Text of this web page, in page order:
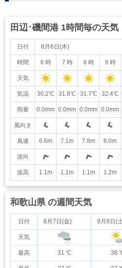
田辺･磯間港 1時間毎の天気
日付
時間
天気
気温
雨量
風向き
風速
波向
波高
8月6日(木)
6 時 7 時 8 時 9 時
30.2℃ 31.8℃ 31.7℃ 32.4℃
0.0mm 0.0mm 0.0mm 0.0mm
6.6m 7.1m 7.8m 8.0m
1.1m 1.1m 1.1m 1.2m
和歌山県 の週間天気
日付
天気
最高
8月7日(金) 8月8日(
31 ℃ 36